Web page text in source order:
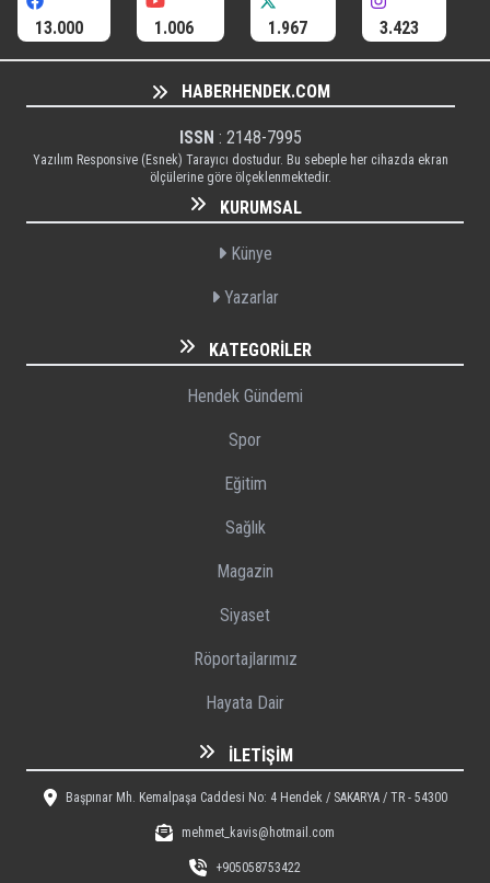
13.000 1.006 1.967 3.423
HABERHENDEK.COM
ISSN : 2148-7995
Yazılım Responsive (Esnek) Tarayıcı dostudur. Bu sebeple her cihazda ekran
ölçülerine göre ölçeklenmektedir.
KURUMSAL
Künye
Yazarlar
KATEGORILER
Hendek Gündemi
Spor
Eğitim
Sağlık
Magazin
Siyaset
Röportajlarımız
Hayata Dair
İLETIŞIM
Başpınar Mh. Kemalpaşa Caddesi No: 4 Hendek / SAKARYA / TR - 54300
mehmet_kavis@hotmail.com
+905058753422